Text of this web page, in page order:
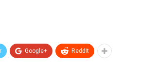
Google+ ReddIt